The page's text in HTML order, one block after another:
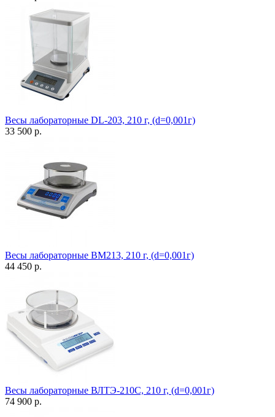
Весы лабораторные DL-203, 210 г, (d=0,001г)
33 500 р.
Весы лабораторные ВМ213, 210 г, (d=0,001г)
44 450 р.
Весы лабораторные ВЛТЭ-210С, 210 г, (d=0,001г)
74 900 р.